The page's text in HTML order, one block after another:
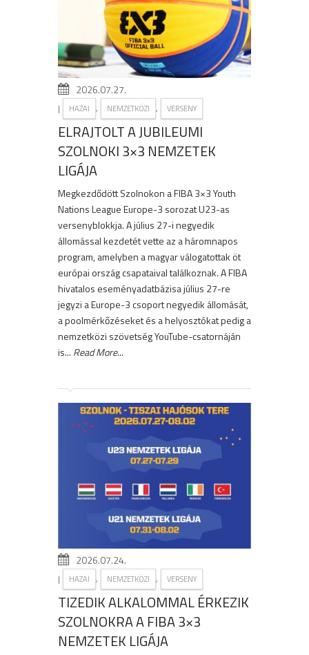
2026.07.27.
| HAZAI , NEMZETKÖZI , VERSENY
ELRAJTOLT A JUBILEUMI
SZOLNOKI 3×3 NEMZETEK
LIGÁJA
Megkezdődött Szolnokon a FIBA 3×3 Youth
Nations League Europe-3 sorozat U23-as
versenyblokkja. A július 27-i negyedik
állomással kezdetét vette az a háromnapos
program, amelyben a magyar válogatottak öt
európai ország csapataival találkoznak. A FIBA
hivatalos eseményadatbázisa július 27-re
jegyzi a Europe-3 csoport negyedik állomását,
a poolmérkőzéseket és a helyosztókat pedig a
nemzetközi szövetség YouTube-csatornáján
is... Read More...
2026.07.24.
| HAZAI , NEMZETKÖZI , VERSENY
TIZEDIK ALKALOMMAL ÉRKEZIK
SZOLNOKRA A FIBA 3×3
NEMZETEK LIGÁJA